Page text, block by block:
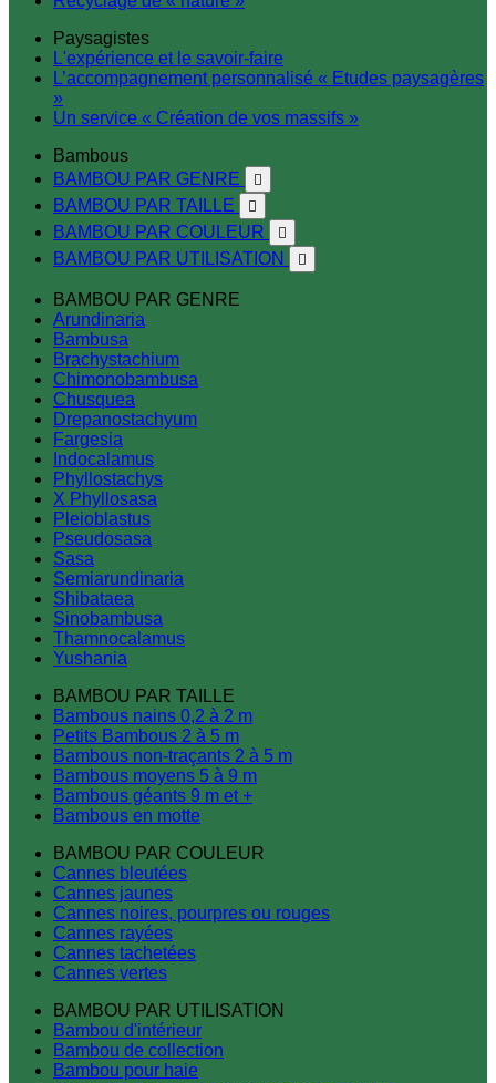
Paysagistes
L'expérience et le savoir-faire
L’accompagnement personnalisé « Etudes paysagères
»
Un service « Création de vos massifs »
Bambous
BAMBOU PAR GENRE

BAMBOU PAR TAILLE 
BAMBOU PAR COULEUR 
BAMBOU PAR UTILISATION 
BAMBOU PAR GENRE
Arundinaria
Bambusa
Brachystachium
Chimonobambusa
Chusquea
Drepanostachyum
Fargesia
Indocalamus
Phyllostachys
X Phyllosasa
Pleioblastus
Pseudosasa
Sasa
Semiarundinaria
Shibataea
Sinobambusa
Thamnocalamus
Yushania
BAMBOU PAR TAILLE
Bambous nains 0,2 à 2 m
Petits Bambous 2 à 5 m
Bambous non-traçants 2 à 5 m
Bambous moyens 5 à 9 m
Bambous géants 9 m et +
Bambous en motte
BAMBOU PAR COULEUR
Cannes bleutées
Cannes jaunes
Cannes noires, pourpres ou rouges
Cannes rayées
Cannes tachetées
Cannes vertes
BAMBOU PAR UTILISATION
Bambou d'intérieur
Bambou de collection
Bambou pour haie